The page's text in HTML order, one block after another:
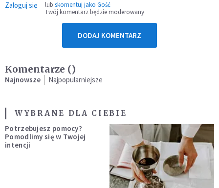
Zaloguj się lub skomentuj jako Gość
Twój komentarz będzie moderowany
DODAJ KOMENTARZ
Komentarze ()
Najnowsze Najpopularniejsze
WYBRANE DLA CIEBIE
Potrzebujesz pomocy?
Pomodlimy się w Twojej
intencji